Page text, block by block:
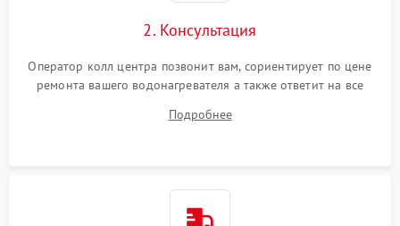
2. Консультация
Оператор колл центра позвонит вам, сориентирует по цене
ремонта вашего водонагревателя а также ответит на все
Подробнее